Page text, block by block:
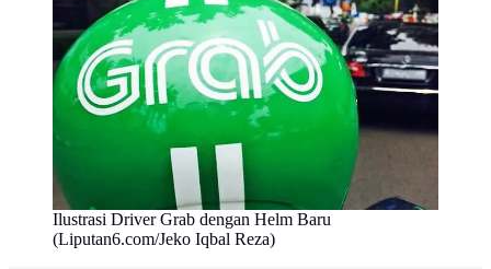
Ilustrasi Driver Grab dengan Helm Baru
(Liputan6.com/Jeko Iqbal Reza)